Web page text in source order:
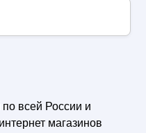
по всей России и
магазинов